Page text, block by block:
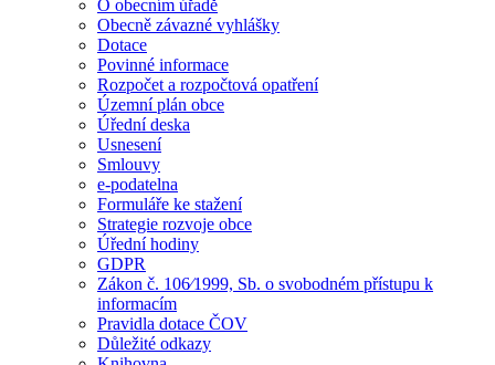
O obecním úřadě
Obecně závazné vyhlášky
Dotace
Povinné informace
Rozpočet a rozpočtová opatření
Územní plán obce
Úřední deska
Usnesení
Smlouvy
e-podatelna
Formuláře ke stažení
Strategie rozvoje obce
Úřední hodiny
GDPR
Zákon č. 106⁄1999, Sb. o svobodném přístupu k
informacím
Pravidla dotace ČOV
Důležité odkazy